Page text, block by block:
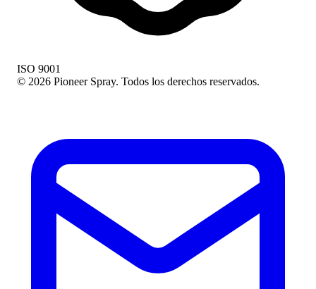
ISO 9001
© 2026 Pioneer Spray. Todos los derechos reservados.